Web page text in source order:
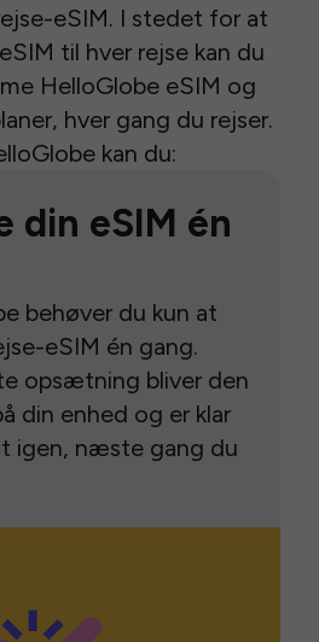
eSIM. I stedet for at
til hver rejse kan du
HelloGlobe eSIM og
hver gang du rejser.
kan du:
din eSIM én
behøver du kun at
eSIM én gang.
opsætning bliver den
din enhed og er klar
igen, næste gang du